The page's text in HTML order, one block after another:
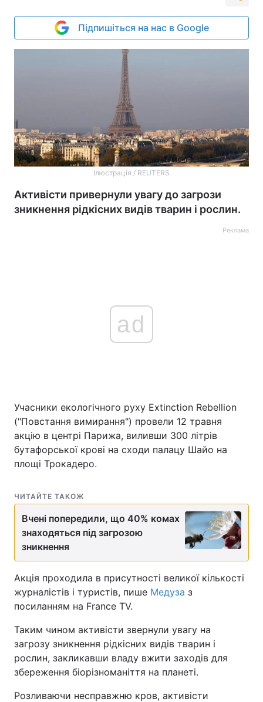
Підпишіться на нас в Google
Ілюстрація / REUTERS
Активісти привернули увагу до загрози
зникнення рідкісних видів тварин і рослин.
Реклама
ad
Учасники екологічного руху Extinction Rebellion
("Повстання вимирання") провели 12 травня
акцію в центрі Парижа, виливши 300 літрів
бутафорської крові на сходи палацу Шайо на
площі Трокадеро.
ЧИТАЙТЕ ТАКОЖ
Вчені попередили, що 40% комах
знаходяться під загрозою
зникнення
Акція проходила в присутності великої кількості
журналістів і туристів, пише Медуза з
посиланням на France TV.
Таким чином активісти звернули увагу на
загрозу зникнення рідкісних видів тварин і
рослин, закликавши владу вжити заходів для
збереження біорізноманіття на планеті.
Розливаючи несправжню кров, активісти